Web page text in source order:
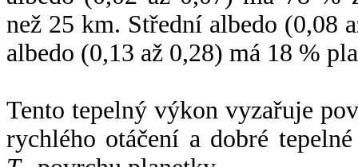
než 25 km. Střední albedo (0,08
albedo (0,13 až 0,28) má 18 %
Tento tepelný výkon vyzařuje
rychlého otáčení a dobré